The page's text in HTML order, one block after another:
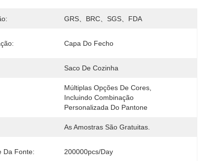
GRS、BRC、SGS、FDA
Capa Do Fecho
Saco De Cozinha
Múltiplas Opções De Cores,
Incluindo Combinação
Personalizada Do Pantone
As Amostras São Gratuitas.
Da Fonte: 200000pcs/day